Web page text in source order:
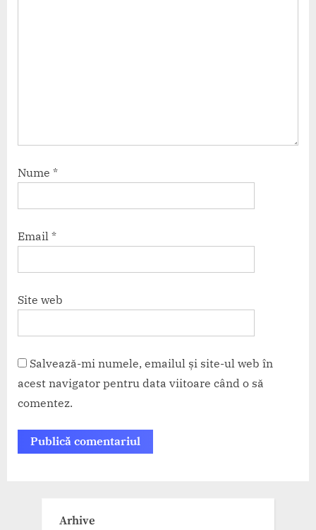
Nume *
Email *
Site web
Salvează-mi numele, emailul și site-ul web în
acest navigator pentru data viitoare când o să
comentez.
Arhive